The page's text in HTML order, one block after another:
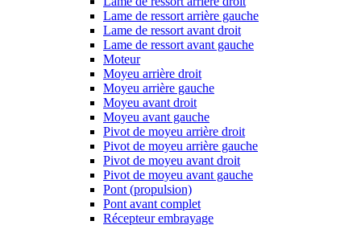
Lame de ressort arrière gauche
Lame de ressort avant droit
Lame de ressort avant gauche
Moteur
Moyeu arrière droit
Moyeu arrière gauche
Moyeu avant droit
Moyeu avant gauche
Pivot de moyeu arrière droit
Pivot de moyeu arrière gauche
Pivot de moyeu avant droit
Pivot de moyeu avant gauche
Pont (propulsion)
Pont avant complet
Récepteur embrayage